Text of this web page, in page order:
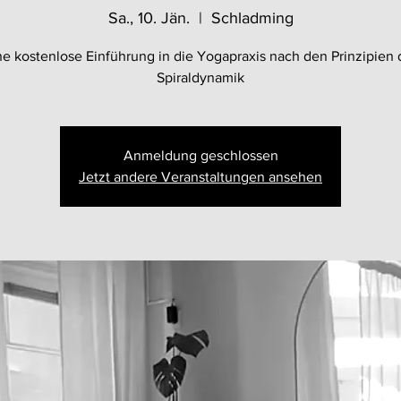
Sa., 10. Jän.
  |
Schladming
kostenlose Einführung in die Yogapraxis nach den Prinzipien
Spiraldynamik
Anmeldung geschlossen
Jetzt andere Veranstaltungen ansehen